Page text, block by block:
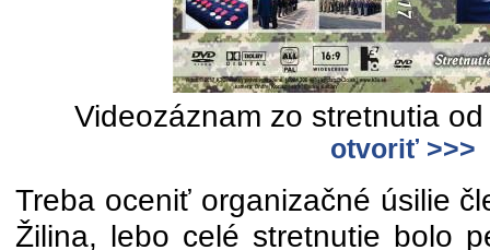
Videozáznam zo stretnutia
otvoriť >>>
Treba oceniť organizačné úsilie
Žilina, lebo celé stretnutie bolo